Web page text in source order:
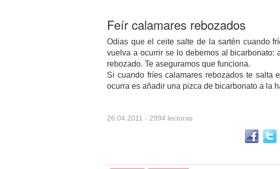
Feír calamares rebozados
Odias que el ceite salte de la sartén cuando
vuelva a ocurrir se lo debemos al
rebozado. Te aseguramos que funciona.
Si cuando fríes calamares rebozados te salta
ocurra es añadir una pizca de bicarbonato a la
26.04.2011 - 2994 lecturas